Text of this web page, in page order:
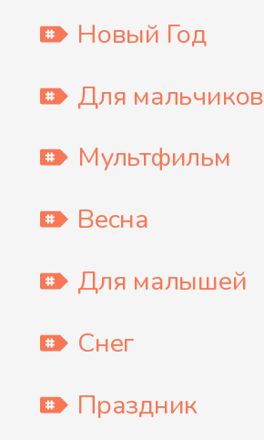
Новый Год
Для мальчиков
Мультфильм
Весна
Для малышей
Снег
Праздник